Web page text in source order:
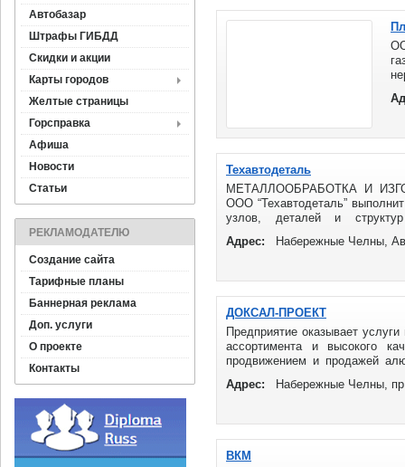
Автобазар
Штрафы ГИБДД
Скидки и акции
Карты городов
Желтые страницы
Горсправка
Афиша
Новости
Статьи
РЕКЛАМОДАТЕЛЮ
Создание сайта
Тарифные планы
Баннерная реклама
Доп. услуги
О проекте
Контакты
Техавтодеталь
МЕТАЛЛООБРАБОТКА И
ООО “Техавтодеталь”
узлов, деталей и
Адрес: Набережные Челны,
ДОКСАЛ-ПРОЕКТ
Предприятие оказывает
ассортимента и высокого
продвижением и продажей
Адрес: Набережные Челны,
ВКМ